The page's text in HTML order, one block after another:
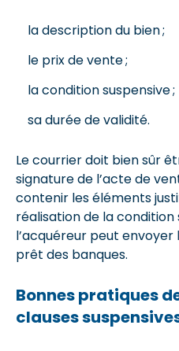
la description du bien ;
le prix de vente ;
la condition suspensive ;
sa durée de validité.
Le courrier doit bien sûr
signature de l’acte de
contenir les éléments
réalisation de la condition
l’acquéreur peut
prêt des banques.
Bonnes pratiques
clauses